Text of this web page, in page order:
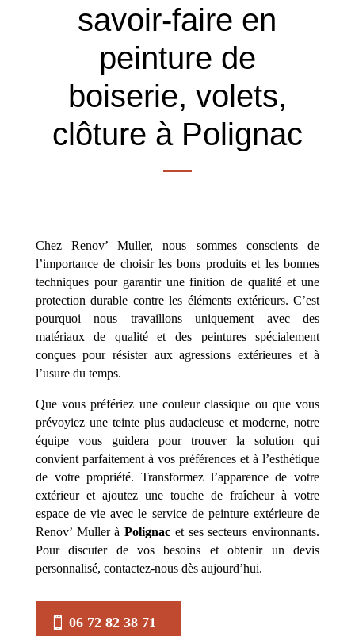
savoir-faire en
peinture de
boiserie, volets,
clôture à Polignac
Chez Renov’ Muller, nous sommes conscients de
l’importance de choisir les bons produits et les bonnes
techniques pour garantir une finition de qualité et une
protection durable contre les éléments extérieurs. C’est
pourquoi nous travaillons uniquement avec des
matériaux de qualité et des peintures spécialement
conçues pour résister aux agressions extérieures et à
l’usure du temps.
Que vous préfériez une couleur classique ou que vous
prévoyiez une teinte plus audacieuse et moderne, notre
équipe vous guidera pour trouver la solution qui
convient parfaitement à vos préférences et à l’esthétique
de votre propriété. Transformez l’apparence de votre
extérieur et ajoutez une touche de fraîcheur à votre
espace de vie avec le service de peinture extérieure de
Renov’ Muller àPolignac et ses secteurs environnants.
Pour discuter de vos besoins et obtenir un devis
personnalisé, contactez-nous dès aujourd’hui.
06 72 82 38 71